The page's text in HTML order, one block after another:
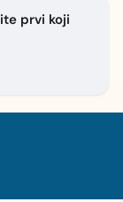
prvi koji